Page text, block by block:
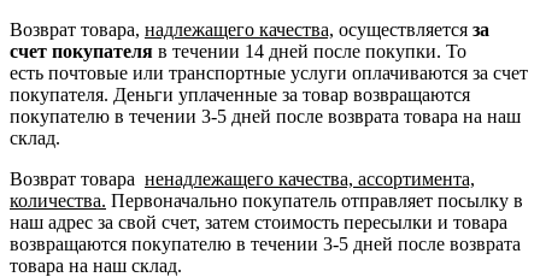
Возврат товара, надлежащего качества, осуществляется за
счет покупателя в течении 14 дней после покупки. То
есть почтовые или транспортные услуги оплачиваются за счет
покупателя. Деньги уплаченные за товар возвращаются
покупателю в течении 3-5 дней после возврата товара на наш
склад.
Возврат товара ненадлежащего качества, ассортимента,
количества. Первоначально покупатель отправляет посылку в
наш адрес за свой счет, затем стоимость пересылки и товара
возвращаются покупателю в течении 3-5 дней после возврата
товара на наш склад.